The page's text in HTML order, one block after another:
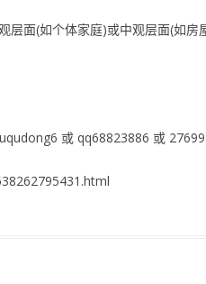
层面(如个体家庭)或中观层面(如房
或 qq68823886 或